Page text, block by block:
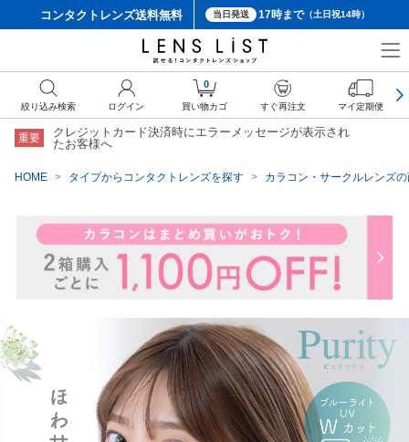
コンタクトレンズ送料無料 当日発送 17時まで（土日祝14時）
重要
クレジットカード決済時にエラーメッセージが表示され
たお客様へ
HOME タイプからコンタクトレンズを探す カラコン・サークルレンズ
絞り込み検索 ログイン
0
買い物カゴ すぐ再注文 マイ定期便
クーポン詳細